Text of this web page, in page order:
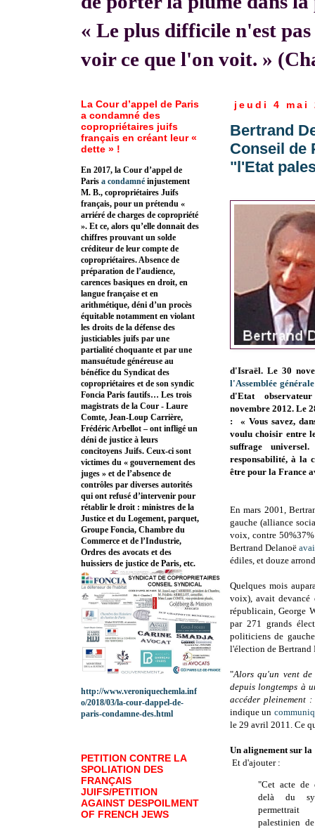
« Le plus difficile n'est
voir ce que l'on voit. »
jeudi 4 mai
Bertrand
Conseil de
"l'Etat
d'Israël. Le 30
l'Assemblée générale
d'Etat
novembre 2012. Le
: « Vous savez,
voulu choisir entre
suffrage
responsabilité, à la
être pour la France
En mars 2001,
gauche (alliance
voix, contre
Bertrand Delanoë
édiles, et douze
Quelques mois
voix), avait
républicain, George
par 271 grands
politiciens de
l'élection de Bertrand
"Alors qu'un vent
depuis longtemps à
accéder pleinement
indique un
le 29 avril 2011. Ce
Un alignement sur
Et d'ajouter :
"Cet acte
delà du
palestinien
La Cour d’appel de Paris
a condamné des
copropriétaires juifs
français en créant leur «
dette » !
En 2017, la Cour d’appel de
Paris a condamné injustement
M. B., copropriétaires Juifs
français, pour un prétendu «
arriéré de charges de copropriété
». Et ce, alors qu’elle donnait des
chiffres prouvant un solde
créditeur de leur compte de
copropriétaires. Absence de
préparation de l’audience,
carences basiques en droit, en
langue française et en
arithmétique, déni d’un procès
équitable notamment en violant
les droits de la défense des
justiciables juifs par une
partialité choquante et par une
mansuétude généreuse au
bénéfice du Syndicat des
copropriétaires et de son syndic
Foncia Paris fautifs… Les trois
magistrats de la Cour - Laure
Comte, Jean-Loup Carrière,
Frédéric Arbellot – ont infligé un
déni de justice à leurs
concitoyens Juifs. Ceux-ci sont
victimes du « gouvernement des
juges » et de l’absence de
contrôles par diverses autorités
qui ont refusé d’intervenir pour
rétablir le droit : ministres de la
Justice et du Logement, parquet,
Groupe Foncia, Chambre du
Commerce et de l’Industrie,
Ordres des avocats et des
huissiers de justice de Paris, etc.
http://www.veroniquechemla.inf
o/2018/03/la-cour-dappel-de-
paris-condamne-des.html
PETITION CONTRE LA
SPOLIATION DES
FRANÇAIS
JUIFS/PETITION
AGAINST DESPOILMENT
OF FRENCH JEWS